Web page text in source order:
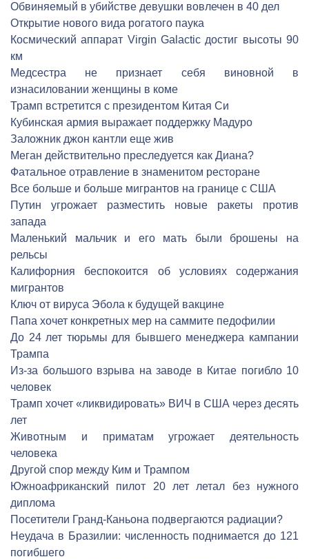
Обвиняемый в убийстве девушки вовлечен в 40 дел
Открытие нового вида рогатого паука
Космический аппарат Virgin Galactic достиг высоты 90
км
Медсестра не признает себя виновной в
изнасиловании женщины в коме
Трамп встретится с президентом Китая Си
Кубинская армия выражает поддержку Мадуро
Заложник джон кантли еще жив
Меган действительно преследуется как Диана?
Фатальное отравление в знаменитом ресторане
Все больше и больше мигрантов на границе с США
Путин угрожает разместить новые ракеты против
запада
Маленький мальчик и его мать были брошены на
рельсы
Калифорния беспокоится об условиях содержания
мигрантов
Ключ от вируса Эбола к будущей вакцине
Папа хочет конкретных мер на саммите педофилии
До 24 лет тюрьмы для бывшего менеджера кампании
Трампа
Из-за большого взрыва на заводе в Китае погибло 10
человек
Трамп хочет «ликвидировать» ВИЧ в США через десять
лет
Животным и приматам угрожает деятельность
человека
Другой спор между Ким и Трампом
Южноафриканский пилот 20 лет летал без нужного
диплома
Посетители Гранд-Каньона подвергаются радиации?
Неудача в Бразилии: численность поднимается до 121
погибшего